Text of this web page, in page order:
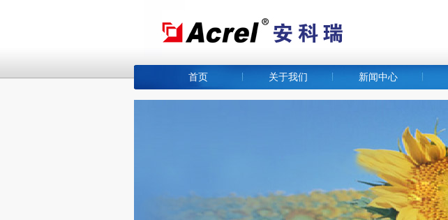
首页 关于我们 新闻中心